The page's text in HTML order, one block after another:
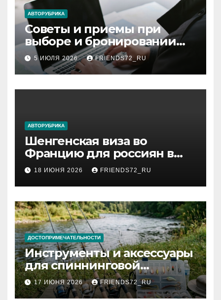
АВТОРУБРИКА
Советы и приемы при
выборе и бронировании
авиабилетов
5 ИЮЛЯ 2026 FRIENDS72_RU
АВТОРУБРИКА
Шенгенская виза во
Францию для россиян в
2026 году: сроки от 3 дней
и список необходимых
документов
18 ИЮНЯ 2026 FRIENDS72_RU
ДОСТОПРИМЕЧАТЕЛЬНОСТИ
Инструменты и аксессуары
для спиннинговой
рыбалки: назначение и
типы
17 ИЮНЯ 2026 FRIENDS72_RU